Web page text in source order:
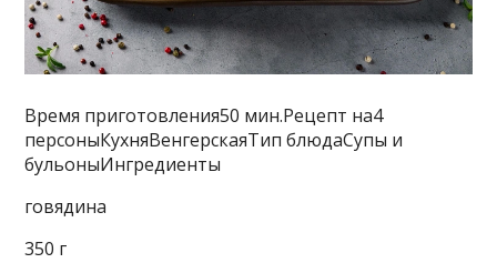
Время приготовления50 мин.Рецепт на4
персоныКухняВенгерскаяТип блюдаСупы и
бульоныИнгредиенты
говядина
350 г